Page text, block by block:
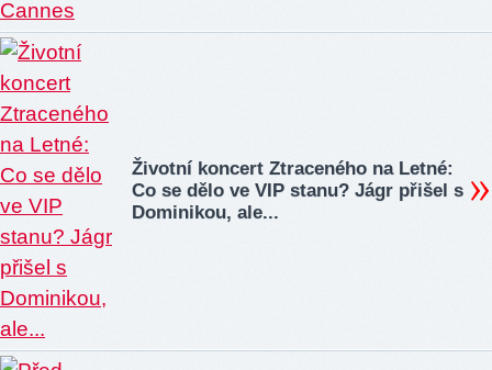
Životní koncert Ztraceného na Letné:
Co se dělo ve VIP stanu? Jágr přišel s
Dominikou, ale...